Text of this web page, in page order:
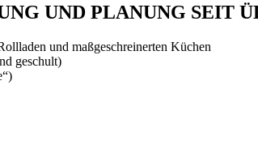
UND PLANUNG SEIT
und maßgeschreinerten Küchen
geschult)